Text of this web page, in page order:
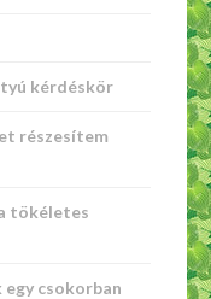
kérdéskör
részesítem
tökéletes
csokorban